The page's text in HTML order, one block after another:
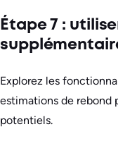
Étape 7 :
Explorez les
estimations de rebond
potentiels.